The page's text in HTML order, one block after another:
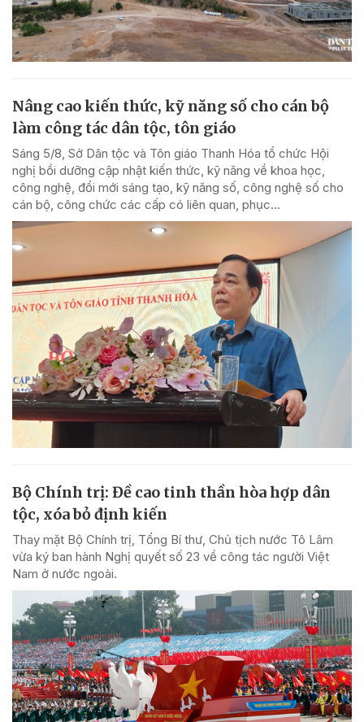
Nâng cao kiến thức, kỹ năng số cho cán bộ
làm công tác dân tộc, tôn giáo
Sáng 5/8, Sở Dân tộc và Tôn giáo Thanh Hóa tổ chức Hội
nghị bồi dưỡng cập nhật kiến thức, kỹ năng về khoa học,
công nghệ, đổi mới sáng tạo, kỹ năng số, công nghệ số cho
cán bộ, công chức các cấp có liên quan, phục...
Bộ Chính trị: Đề cao tinh thần hòa hợp dân
tộc, xóa bỏ định kiến
Thay mặt Bộ Chính trị, Tổng Bí thư, Chủ tịch nước Tô Lâm
vừa ký ban hành Nghị quyết số 23 về công tác người Việt
Nam ở nước ngoài.